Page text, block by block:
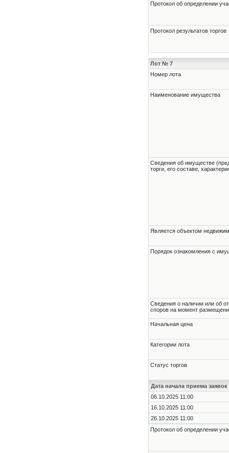
Протокол об определении
Протокол результатов торгов
Лот № 7
Номер лота
Наименование имущества
Cведения об имуществе
торги, его составе,
Является объектом
Порядок ознакомления с
Cведения о наличии или об
споров на момент
Начальная цена
Категории лота
Статус торгов
Дата начала приема заявок
06.10.2025 11:00
16.10.2025 11:00
26.10.2025 11:00
Протокол об определении